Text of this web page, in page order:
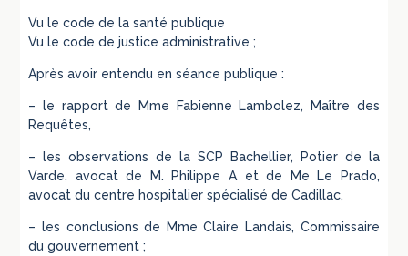
Vu le code de la santé publique
Vu le code de justice administrative ;
Après avoir entendu en séance publique :
– le rapport de Mme Fabienne Lambolez, Maître des
Requêtes,
– les observations de la SCP Bachellier, Potier de la
Varde, avocat de M. Philippe A et de Me Le Prado,
avocat du centre hospitalier spécialisé de Cadillac,
– les conclusions de Mme Claire Landais, Commissaire
du gouvernement ;